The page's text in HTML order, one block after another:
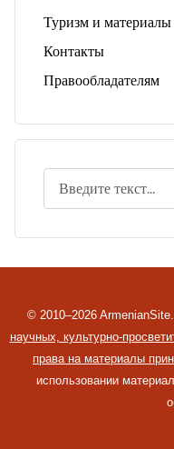
Туризм и
Контакты
Правообладателям
© 2010–2026
научных, культурно-
права на материалы
использовании